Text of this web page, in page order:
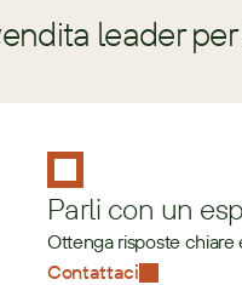
leader
Parli con un
Ottenga risposte chiare
Contattaci